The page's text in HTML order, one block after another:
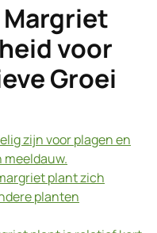
Margriet
voor
Groei
zijn voor plagen en
meeldauw.
plant zich
planten